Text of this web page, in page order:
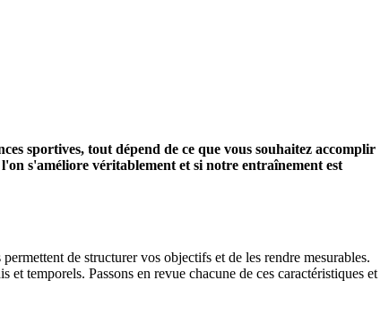
sportives, tout dépend de ce que vous souhaitez accomplir
s'améliore véritablement et si notre entraînement est
de structurer vos objectifs et de les rendre mesurables.
temporels. Passons en revue chacune de ces caractéristiques et